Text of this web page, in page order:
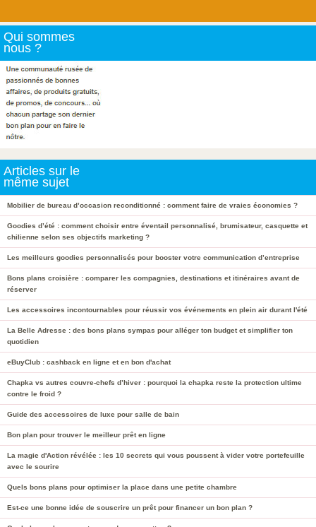
Qui sommes
nous ?
Articles sur le
même sujet
Mobilier de bureau d’occasion reconditionné : comment faire de vraies économies ?
Goodies d’été : comment choisir entre éventail personnalisé, brumisateur, casquette et
chilienne selon ses objectifs marketing ?
Les meilleurs goodies personnalisés pour booster votre communication d’entreprise
Bons plans croisière : comparer les compagnies, destinations et itinéraires avant de
réserver
Les accessoires incontournables pour réussir vos événements en plein air durant l'été
La Belle Adresse : des bons plans sympas pour alléger ton budget et simplifier ton
quotidien
eBuyClub : cashback en ligne et en bon d'achat
Chapka vs autres couvre-chefs d’hiver : pourquoi la chapka reste la protection ultime
contre le froid ?
Guide des accessoires de luxe pour salle de bain
Bon plan pour trouver le meilleur prêt en ligne
La magie d'Action révélée : les 10 secrets qui vous poussent à vider votre portefeuille
avec le sourire
Quels bons plans pour optimiser la place dans une petite chambre
Est-ce une bonne idée de souscrire un prêt pour financer un bon plan ?